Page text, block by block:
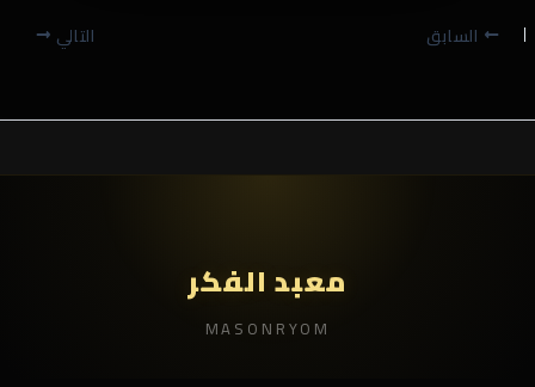
السابق التالي
معبد الفكر
MASONRYOM